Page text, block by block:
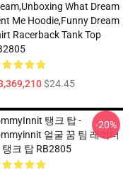
What Dream
Me Hoodie,funny Dream
Racerback Tank Top
$24.45
탱크 탑 -
얼굴 꿈 팀 레이더
탱크 탑 RB2805
-20%